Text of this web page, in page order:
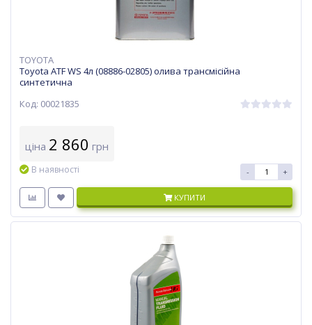
TOYOTA
Toyota ATF WS 4л (08886-02805) олива трансмісійна
синтетична
Код: 00021835
ціна 2 860 грн
В наявності - +
КУПИТИ